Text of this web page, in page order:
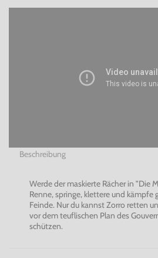
Beschreibung
Werde der maskierte Rächer in "Die
Renne, springe, klettere und kämpfe
Feinde. Nur du kannst Zorro retten
vor dem teuflischen Plan des
schützen.